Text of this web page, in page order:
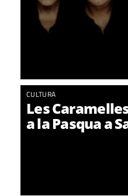
CULTURA
Les
a la Pasqua a